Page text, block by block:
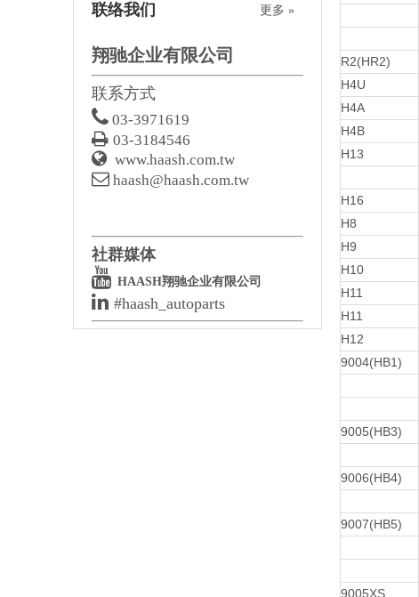
联络我们 更多 »
翔驰企业有限公司
联系方式
 03-3971619
 03-3184546
 www.haash.com.tw
 haash@haash.com.tw
社群媒体
 HAASH翔驰企业有限公司
 #haash_autoparts
R2(HR2)
H4U
H4A
H4B
H13
H16
H8
H9
H10
H11
H11
H12
9004(HB1)
9005(HB3)
9006(HB4)
9007(HB5)
9005XS